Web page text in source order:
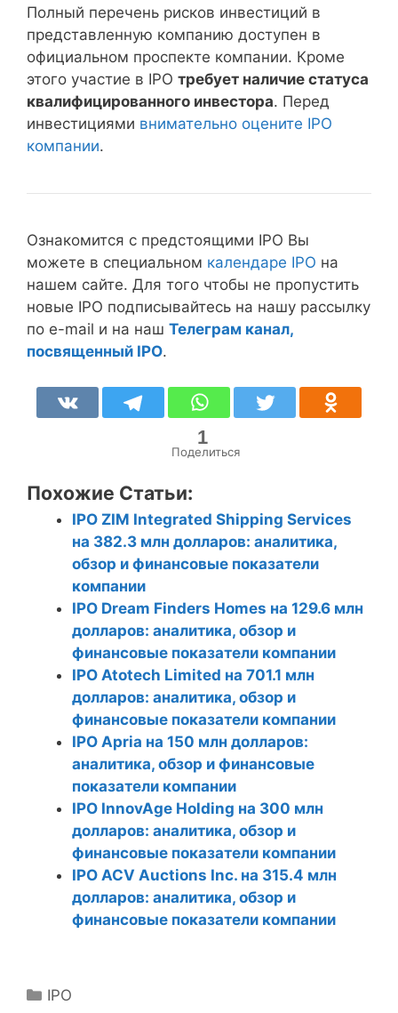
Полный перечень рисков инвестиций в
представленную компанию доступен в
официальном проспекте компании. Кроме
этого участие в IPO требует наличие статуса
квалифицированного инвестора. Перед
инвестициями внимательно оцените IPO
компании.
Ознакомится с предстоящими IPO Вы
можете в специальном календаре IPO на
нашем сайте. Для того чтобы не пропустить
новые IPO подписывайтесь на нашу рассылку
по e-mail и на наш Телеграм канал,
посвященный IPO.
1
Поделиться
Похожие Статьи:
IPO ZIM Integrated Shipping Services
на 382.3 млн долларов: аналитика,
обзор и финансовые показатели
компании
IPO Dream Finders Homes на 129.6 млн
долларов: аналитика, обзор и
финансовые показатели компании
IPO Atotech Limited на 701.1 млн
долларов: аналитика, обзор и
финансовые показатели компании
IPO Apria на 150 млн долларов:
аналитика, обзор и финансовые
показатели компании
IPO InnovAge Holding на 300 млн
долларов: аналитика, обзор и
финансовые показатели компании
IPO ACV Auctions Inc. на 315.4 млн
долларов: аналитика, обзор и
финансовые показатели компании
Р
IPO